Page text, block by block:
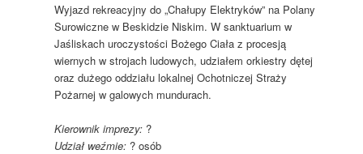
Wyjazd rekreacyjny do „Chałupy Elektryków” na Polany
Surowiczne w Beskidzie Niskim. W sanktuarium w
Jaśliskach uroczystości Bożego Ciała z procesją
wiernych w strojach ludowych, udziałem orkiestry dętej
oraz dużego oddziału lokalnej Ochotniczej Straży
Pożarnej w galowych mundurach.
Kierownik imprezy:?
Udział weźmie:? osób